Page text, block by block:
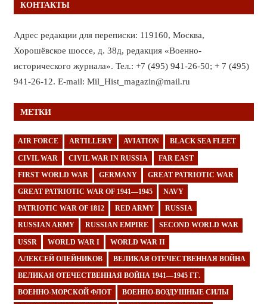
КОНТАКТЫ
Адрес редакции для переписки: 119160, Москва,
Хорошёвское шоссе, д. 38д, редакция «Военно-
исторического журнала». Тел.: +7 (495) 941-26-50; + 7 (495)
941-26-12. E-mail: Mil_Hist_magazin@mail.ru
МЕТКИ
AIR FORCE ARTILLERY AVIATION BLACK SEA FLEET
CIVIL WAR CIVIL WAR IN RUSSIA FAR EAST
FIRST WORLD WAR GERMANY GREAT PATRIOTIC WAR
GREAT PATRIOTIC WAR OF 1941—1945 NAVY
PATRIOTIC WAR OF 1812 RED ARMY RUSSIA
RUSSIAN ARMY RUSSIAN EMPIRE SECOND WORLD WAR
USSR WORLD WAR I WORLD WAR II
АЛЕКСЕЙ ОЛЕЙНИКОВ ВЕЛИКАЯ ОТЕЧЕСТВЕННАЯ ВОЙНА
ВЕЛИКАЯ ОТЕЧЕСТВЕННАЯ ВОЙНА 1941—1945 ГГ.
ВОЕННО-МОРСКОЙ ФЛОТ ВОЕННО-ВОЗДУШНЫЕ СИЛЫ